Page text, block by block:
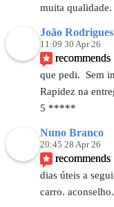
muita qualidade.
João Rodrigues
11:09 30 Apr 26
recommends
que pedi.  Sem
Rapidez na
5 *****
Nuno Branco
20:45 28 Apr 26
recommends
dias úteis a
carro. aconselho